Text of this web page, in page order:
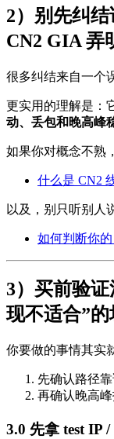
2）别先纠
CN2 GIA 弄
很多纠结来自一个
更实用的理解是：
动、丢包和晚高峰
如果你对概念不熟
什么是 CN2
以及，别只听别人
如何判断你的
3）买前验
现不适合”
你要做的事情其实
先确认路径
再确认晚高
3.0 先拿 test IP